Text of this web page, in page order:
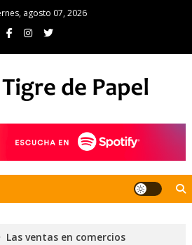
agosto 07, 2026
Las ventas en comercios